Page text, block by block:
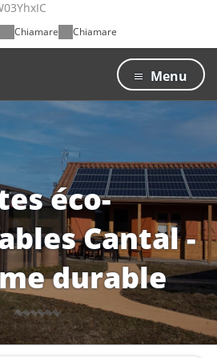
Chiamare Chiamare
Menu
éco-
Cantal -
durable